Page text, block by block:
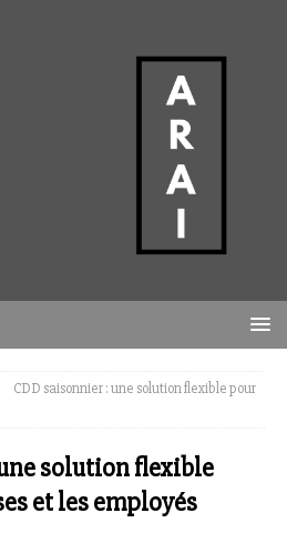
CDD saisonnier : une solution flexible pour
solution flexible
et les employés